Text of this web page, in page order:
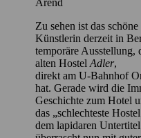
Zu sehen ist das
Künstlerin derzeit in
temporäre Ausstellung,
alten HostelAdler,
direkt am U-Bahnhof
hat. Gerade wird die
Geschichte zum Hotel
das „schlechteste
dem lapidaren